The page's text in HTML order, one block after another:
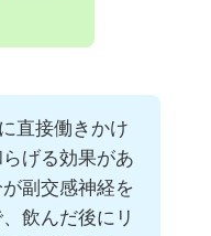
直接働きかけ
げる効果があ
副交感神経を
飲んだ後にリ